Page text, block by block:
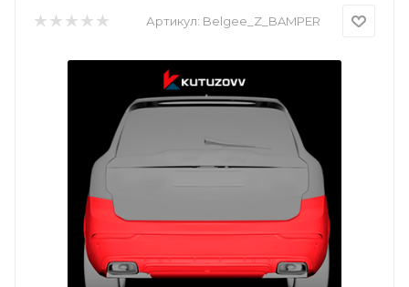
Артикул: Belgee_Z_BAMPER